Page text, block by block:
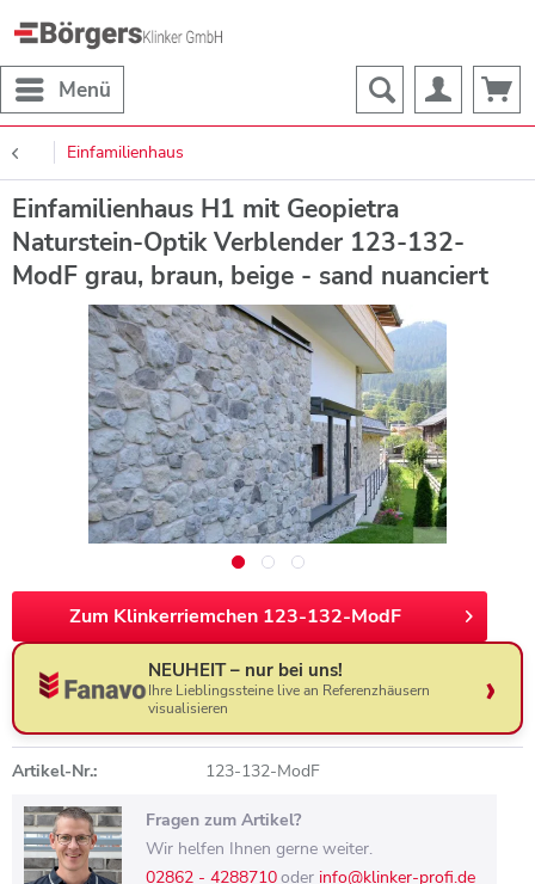
Menü
Einfamilienhaus
Einfamilienhaus H1 mit Geopietra
Naturstein-Optik Verblender 123-132-
ModF grau, braun, beige - sand nuanciert
Zum Klinkerriemchen 123-132-ModF
NEUHEIT – nur bei uns!
Ihre Lieblingssteine live an Referenzhäusern
visualisieren
Artikel-Nr.: 123-132-ModF
Fragen zum Artikel?
Wir helfen Ihnen gerne weiter.
02862 - 4288710oder info@klinker-profi.de